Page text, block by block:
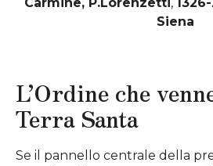
Siena
L’Ordine che
Terra Santa
Se il pannello centrale della